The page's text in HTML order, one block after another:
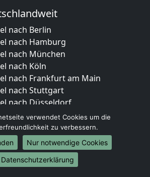
nach Berlin
nach Hamburg
nach München
nach Köln
nach Frankfurt am Main
nach Stuttgart
nach Düsseldorf
nach Leipzig
nach Dortmund
nach Essen
nach Bremen
nach Dresden
verwendet Cookies um die
zu verbessern.
Nur notwendige Cookies
Datenschutzerklärung